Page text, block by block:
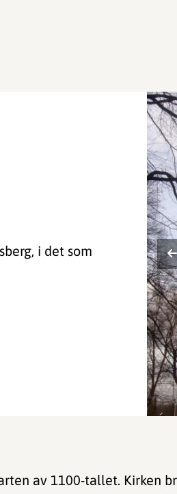
i det som
av 1100-tallet. Kirken